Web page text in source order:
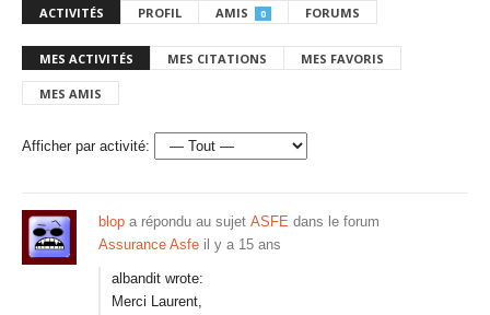
ACTIVITÉS PROFIL AMIS 0 FORUMS
MES ACTIVITÉS MES CITATIONS MES FAVORIS
MES AMIS
Afficher par activité:
blop a répondu au sujet ASFE dans le forum
Assurance Asfe il y a 15 ans
albandit wrote:
Merci Laurent,